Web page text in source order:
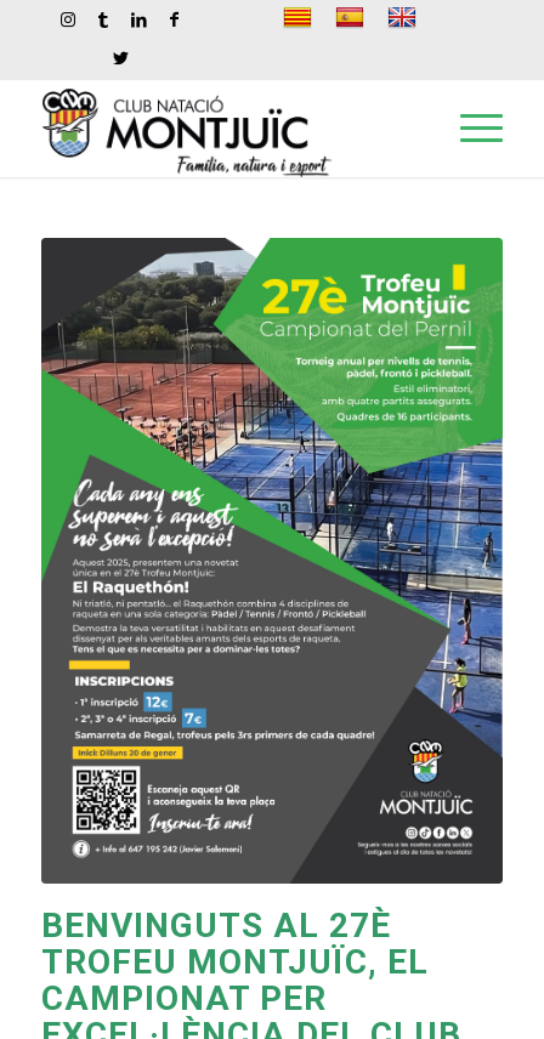
BENVINGUTS AL 27È
TROFEU MONTJUÏC, EL
CAMPIONAT PER